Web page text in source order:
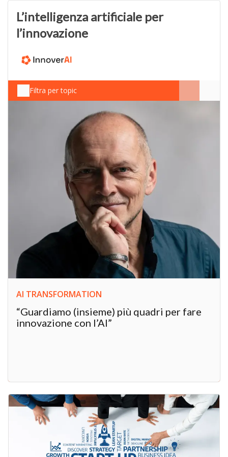
L’intelligenza artificiale per
l’innovazione
Filtra per topic
AI TRANSFORMATION
“Guardiamo (insieme) più quadri per fare
innovazione con l’AI”